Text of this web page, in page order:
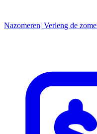
Nazomeren| Verleng de